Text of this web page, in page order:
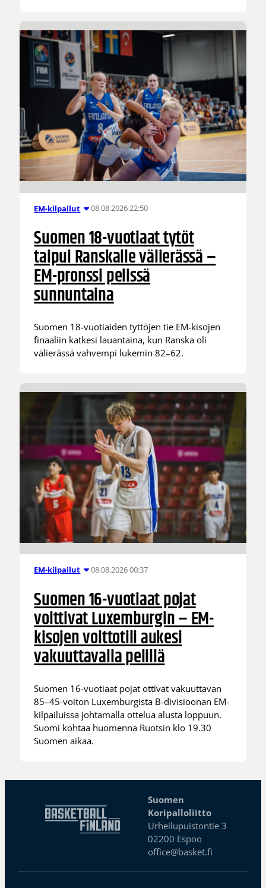
EM-kilpailut 08.08.2026 22:50
Suomen 18-vuotiaat tytöt
taipui Ranskalle välierässä –
EM-pronssi pelissä
sunnuntaina
Suomen 18-vuotiaiden tyttöjen tie EM-kisojen
finaaliin katkesi lauantaina, kun Ranska oli
välierässä vahvempi lukemin 82–62.
EM-kilpailut 08.08.2026 00:37
Suomen 16-vuotiaat pojat
voittivat Luxemburgin – EM-
kisojen voittotili aukesi
vakuuttavalla pelillä
Suomen 16-vuotiaat pojat ottivat vakuuttavan
85–45-voiton Luxemburgista B-divisioonan EM-
kilpailuissa johtamalla ottelua alusta loppuun.
Suomi kohtaa huomenna Ruotsin klo 19.30
Suomen aikaa.
Suomen
Koripalloliitto
Urheilupuistontie 3
02200 Espoo
office@basket.fi